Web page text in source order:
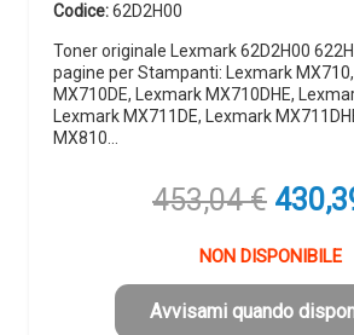
Codice:62D2H00
Toner originale Lexmark 62D2H00
pagine per Stampanti: Lexmark
MX710DE, Lexmark MX710DHE,
Lexmark MX711DE, Lexmark
MX810…
453,04€ Il
era:
NON DISPONIBILE
Avvisami quando